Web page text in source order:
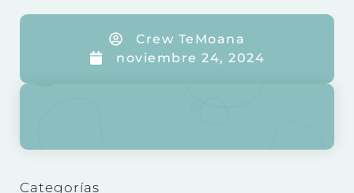
Crew TeMoana
noviembre 24, 2024
Categorías